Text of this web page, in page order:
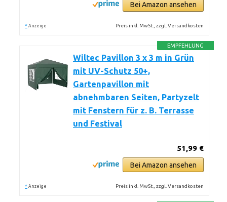
Bei Amazon ansehen
* Anzeige Preis inkl. MwSt., zzgl. Versandkosten
EMPFEHLUNG
Wiltec Pavillon 3 x 3 m in Grün
mit UV-Schutz 50+,
Gartenpavillon mit
abnehmbaren Seiten, Partyzelt
mit Fenstern für z. B. Terrasse
und Festival
51,99 €
Bei Amazon ansehen
* Anzeige Preis inkl. MwSt., zzgl. Versandkosten